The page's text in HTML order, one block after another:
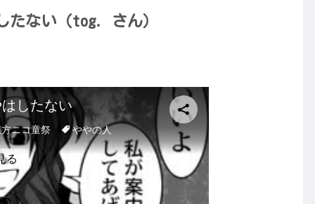
たない（tog. さん）